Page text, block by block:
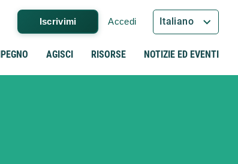
AGISCI RISORSE NOTIZIE ED EVENTI
Iscrivimi Accedi Italiano